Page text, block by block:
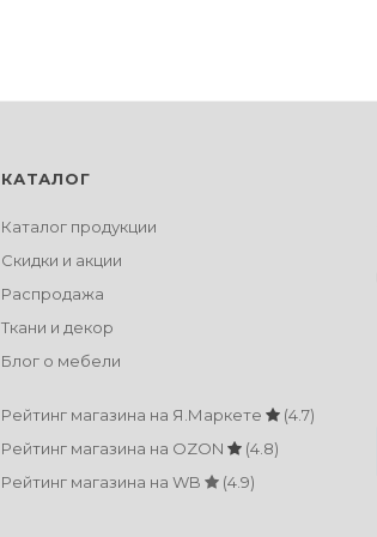
КАТАЛОГ
Каталог продукции
Скидки и акции
Распродажа
Ткани и декор
Блог о мебели
Рейтинг магазина на Я.Маркете
(4.7)
Рейтинг магазина на OZON
(4.8)
Рейтинг магазина на WB
(4.9)